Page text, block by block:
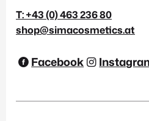
T: +43 (0) 463 236 80
shop@simacosmetics.at
Facebook